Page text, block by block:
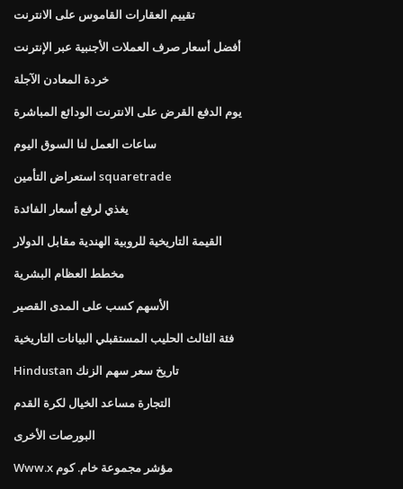
تقييم العقارات القاموس على الانترنت
أفضل أسعار صرف العملات الأجنبية عبر الإنترنت
خردة المعادن الآجلة
يوم الدفع القرض على الانترنت الودائع المباشرة
ساعات العمل لنا السوق اليوم
استعراض التأمين squaretrade
يغذي لرفع أسعار الفائدة
القيمة التاريخية للروبية الهندية مقابل الدولار
مخطط العظام البشرية
الأسهم كسب على المدى القصير
فئة الثالث الحليب المستقبلي البيانات التاريخية
Hindustan تاريخ سعر سهم الزنك
التجارة مساعد الخيال لكرة القدم
البورصات الأخرى
Www.x مؤشر مجموعة خام. كوم